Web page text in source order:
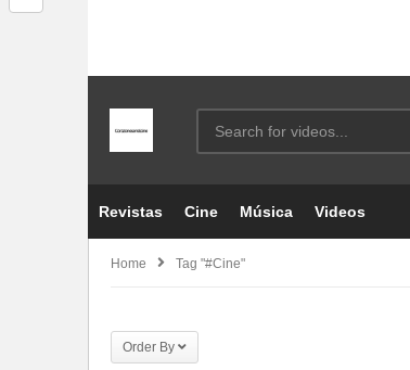
Revistas Cine Música Videos
Home Tag "#cine"
Order By